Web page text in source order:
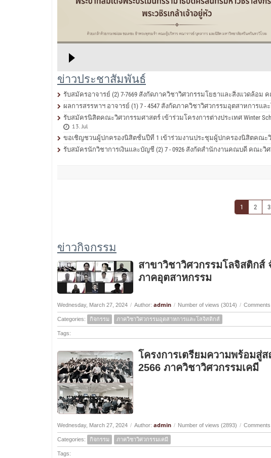
ข่าวประชาสัมพันธ์
รับสมัครอาจารย์ (2) 7-7669 สังกัดภาควิชาวิศวกรรมโยธาและสิ่งแวดล้อม
ผลการสรรหาฯ อาจารย์ (1) 7 - 4547 สังกัดภาควิชาวิศวกรรมอุตสาหการแ
รับสมัครนิสิตคณะวิศวกรรมศาสตร์ เข้าร่วมโครงการต่างประเทศ Winter
13. Jul
ขอเชิญชวนผู้ปกครองนิสิตชั้นปีที่ 1 เข้าร่วมงานประชุมผู้ปกครองนิสิตคณะวิ
รับสมัครนักวิชาการเงินและบัญชี (2) 7 - 0926 สังกัดสำนักงานคณบดี คณะวิ
1 2 3
ข่าวกิจกรรม
สาขาวิชาวิศวกรรมโลจิสติก
ภาคอุตสาหกรรม
Wednesday, March 27, 2024 / Author: admin / Number of views (3014) /
Categories: กิจกรรม ภาควิชาวิศวกรรมอุตสาหการและโลจิสติกส์
Tags:
โครงการเตรียมความพร้อมสู่
2566 ภาควิชาวิศวกรรมเคมี
Wednesday, March 27, 2024 / Author: admin / Number of views (2893) /
Categories: กิจกรรม ภาควิชาวิศวกรรมเคมี
Tags: